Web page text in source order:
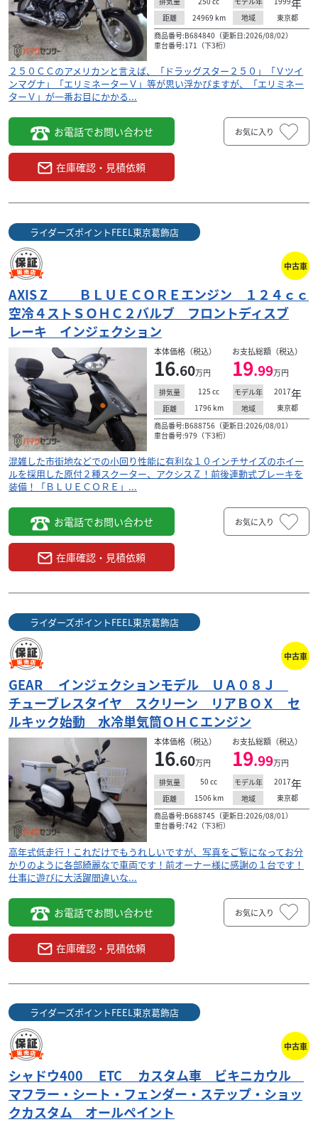
年
距離 24969 km 地域
東京都
商品番号:B684840（更新日:2026/08/02）
車台番号:171（下3桁）
２５０ＣＣのアメリカンと言えば、「ドラッグスター２５０」「Ｖツイ
ンマグナ」「エリミネーターＶ」等が思い浮かびますが、「エリミネー
ターＶ」が一番お目にかかる...
お電話でお問い合わせ
在庫確認・見積依頼
お気に入り
ライダーズポイントFEEL東京葛飾店
中古車
AXIS Z ＢＬＵＥＣＯＲＥエンジン １２４ｃｃ
空冷４ストＳＯＨＣ２バルブ フロントディスブ
レーキ インジェクション
本体価格（税込）
16.60万円
お支払総額（税込）
19.99万円
排気量 125 cc モデル年 2017年
距離 1796 km 地域
東京都
商品番号:B688756（更新日:2026/08/01）
車台番号:979（下3桁）
混雑した市街地などでの小回り性能に有利な１０インチサイズのホイー
ルを採用した原付２種スクーター、アクシスＺ！前後連動式ブレーキを
装備！「ＢＬＵＥＣＯＲＥ」...
お電話でお問い合わせ
在庫確認・見積依頼
お気に入り
ライダーズポイントFEEL東京葛飾店
中古車
GEAR インジェクションモデル ＵＡ０８Ｊ
チューブレスタイヤ スクリーン リアＢＯＸ セ
ルキック始動 水冷単気筒ＯＨＣエンジン
本体価格（税込）
16.60万円
お支払総額（税込）
19.99万円
排気量 50 cc モデル年 2017年
距離 1506 km 地域
東京都
商品番号:B688745（更新日:2026/08/01）
車台番号:742（下3桁）
高年式低走行！これだけでもうれしいですが、写真をご覧になってお分
かりのように各部綺麗なで車両です！前オーナー様に感謝の１台です！
仕事に遊びに大活躍間違いな...
お電話でお問い合わせ
在庫確認・見積依頼
お気に入り
ライダーズポイントFEEL東京葛飾店
中古車
シャドウ400 ETC カスタム車 ビキニカウル
マフラー・シート・フェンダー・ステップ・ショッ
クカスタム オールペイント